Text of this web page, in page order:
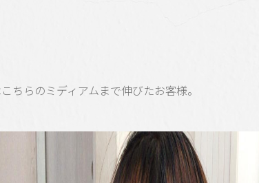
ちらのミディアムまで伸びたお客様。